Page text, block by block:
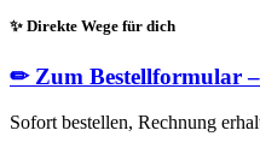
✨ Direkte Wege für dich
✏ Zum Bestellformular –
Sofort bestellen, Rechnung